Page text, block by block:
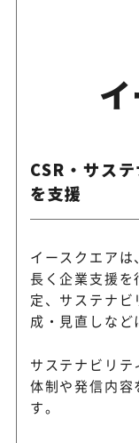
CSR・サス
を支援
イースクエアは
長く企業支援を
定、サステナ
成・見直しなど
サステナビリ
体制や発信内容
す。